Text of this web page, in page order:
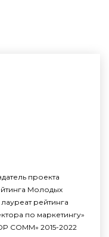
проекта
Молодых
рейтинга
по маркетингу»
COMM» 2015-2022